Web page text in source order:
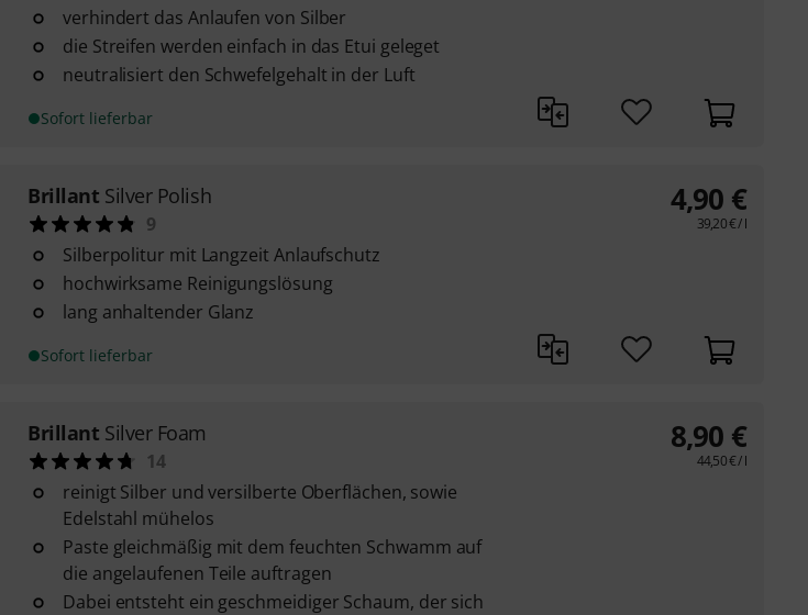
verhindert das Anlaufen von Silber
die Streifen werden einfach in das Etui geleget
neutralisiert den Schwefelgehalt in der Luft
Sofort lieferbar
Brillant Silver Polish
9
Silberpolitur mit Langzeit Anlaufschutz
hochwirksame Reinigungslösung
lang anhaltender Glanz
Sofort lieferbar
4,90 €
39,20€/ l
Brillant Silver Foam
14
reinigt Silber und versilberte Oberflächen, sowie
Edelstahl mühelos
Paste gleichmäßig mit dem feuchten Schwamm auf
die angelaufenen Teile auftragen
Dabei entsteht ein geschmeidiger Schaum, der sich
8,90 €
44,50€/ l